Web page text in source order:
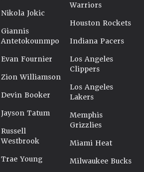
Nikola Jokic
Giannis
Antetokounmpo
Evan Fournier
Zion Williamson
Devin Booker
Jayson Tatum
Russell
Westbrook
Trae Young
Warriors
Houston Rockets
Indiana Pacers
Los Angeles
Clippers
Los Angeles
Lakers
Memphis
Grizzlies
Miami Heat
Milwaukee Bucks